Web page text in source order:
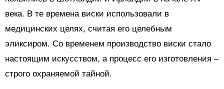
века. В те времена виски использовали в
медицинских целях, считая его целебным
эликсиром. Со временем производство виски стало
настоящим искусством, а процесс его изготовления –
строго охраняемой тайной.